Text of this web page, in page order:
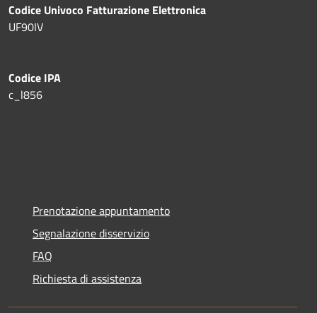
Codice Univoco Fatturazione Elettronica
UF90IV
Codice IPA
c_l856
Prenotazione appuntamento
Segnalazione disservizio
FAQ
Richiesta di assistenza